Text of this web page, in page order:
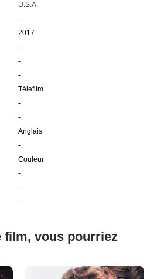
U.S.A.
-
2017
-
-
-
Télefilm
-
-
Anglais
-
Couleur
-
-
-
film, vous pourriez